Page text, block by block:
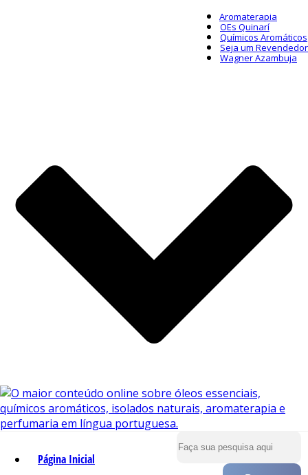
Aromaterapia
OEs Quinarí
Químicos Aromáticos
Seja um Revendedor
Wagner Azambuja
Página Inicial